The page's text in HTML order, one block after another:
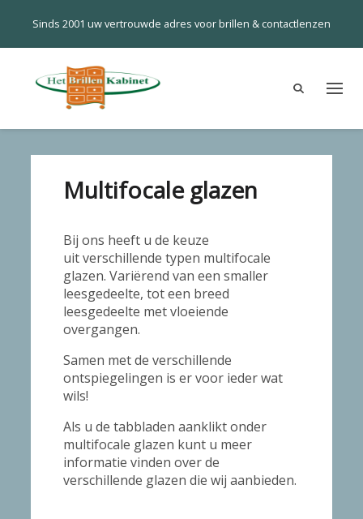
Sinds 2001 uw vertrouwde adres voor brillen & contactlenzen
Multifocale glazen
Bij ons heeft u de keuze
uit verschillende typen multifocale
glazen. Variërend van een smaller
leesgedeelte, tot een breed
leesgedeelte met vloeiende
overgangen.
Samen met de verschillende
ontspiegelingen is er voor ieder wat
wils!
Als u de tabbladen aanklikt onder
multifocale glazen kunt u meer
informatie vinden over de
verschillende glazen die wij aanbieden.